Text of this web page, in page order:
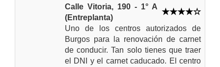
Calle Vitoria, 190 - 1° A
(Entreplanta)
Uno de los centros autorizados de
Burgos para la renovación de carnet
de conducir. Tan solo tienes que traer
el DNI y el carnet caducado. El centro